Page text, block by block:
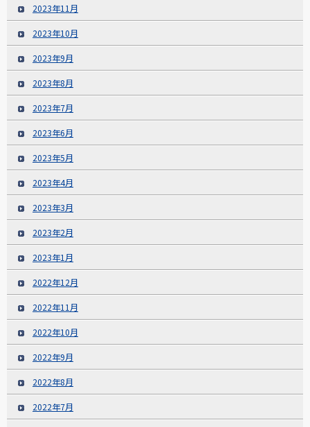
2023年11月
2023年10月
2023年9月
2023年8月
2023年7月
2023年6月
2023年5月
2023年4月
2023年3月
2023年2月
2023年1月
2022年12月
2022年11月
2022年10月
2022年9月
2022年8月
2022年7月